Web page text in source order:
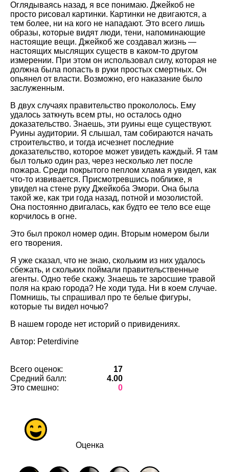
Оглядываясь назад, я все понимаю. Джейкоб не
просто рисовал картинки. Картинки не двигаются, а
тем более, ни на кого не нападают. Это всего лишь
образы, которые видят люди, тени, напоминающие
настоящие вещи. Джейкоб же создавал жизнь —
настоящих мыслящих существ в каком-то другом
измерении. При этом он использовал силу, которая не
должна была попасть в руки простых смертных. Он
опьянел от власти. Возможно, его наказание было
заслуженным.
В двух случаях правительство прокололось. Ему
удалось заткнуть всем рты, но осталось одно
доказательство. Знаешь, эти руины еще существуют.
Руины аудитории. Я слышал, там собираются начать
строительство, и тогда исчезнет последние
доказательство, которое может увидеть каждый. Я там
был только один раз, через несколько лет после
пожара. Среди покрытого пеплом хлама я увидел, как
что-то извивается. Присмотревшись поближе, я
увидел на стене руку Джейкоба Эмори. Она была
такой же, как три года назад, потной и мозолистой.
Она постоянно двигалась, как будто ее тело все еще
корчилось в огне.
Это был прокол номер один. Вторым номером были
его творения.
Я уже сказал, что не знаю, скольким из них удалось
сбежать, и скольких поймали правительственные
агенты. Одно тебе скажу. Знаешь те заросшие травой
поля на краю города? Не ходи туда. Ни в коем случае.
Помнишь, ты спрашивал про те белые фигуры,
которые ты видел ночью?
В нашем городе нет историй о привидениях.
Автор: Peterdivine
Всего оценок:
17
Средний балл:
4.00
Это смешно:
0
Оценка